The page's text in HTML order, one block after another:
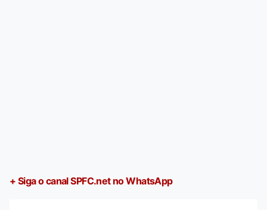
+ Siga o canal SPFC.net no WhatsApp